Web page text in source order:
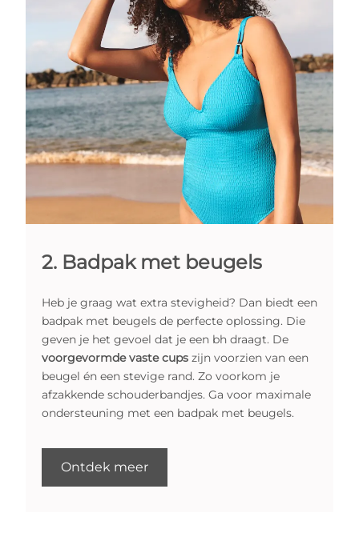
2. Badpak met beugels
Heb je graag wat extra stevigheid? Dan biedt een
badpak met beugels de perfecte oplossing. Die
geven je het gevoel dat je een bh draagt. De
voorgevormde vaste cups zijn voorzien van een
beugel én een stevige rand. Zo voorkom je
afzakkende schouderbandjes. Ga voor maximale
ondersteuning met een badpak met beugels.
Ontdek meer